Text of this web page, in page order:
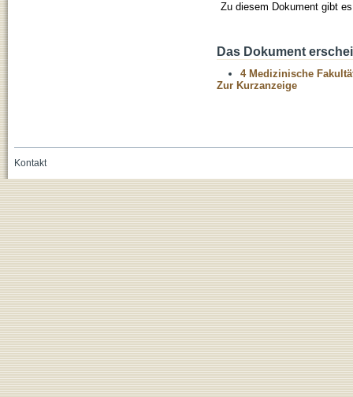
Zu diesem Dokument gibt
Das Dokument
4 Medizinische
Zur Kurzanzeige
Kontakt